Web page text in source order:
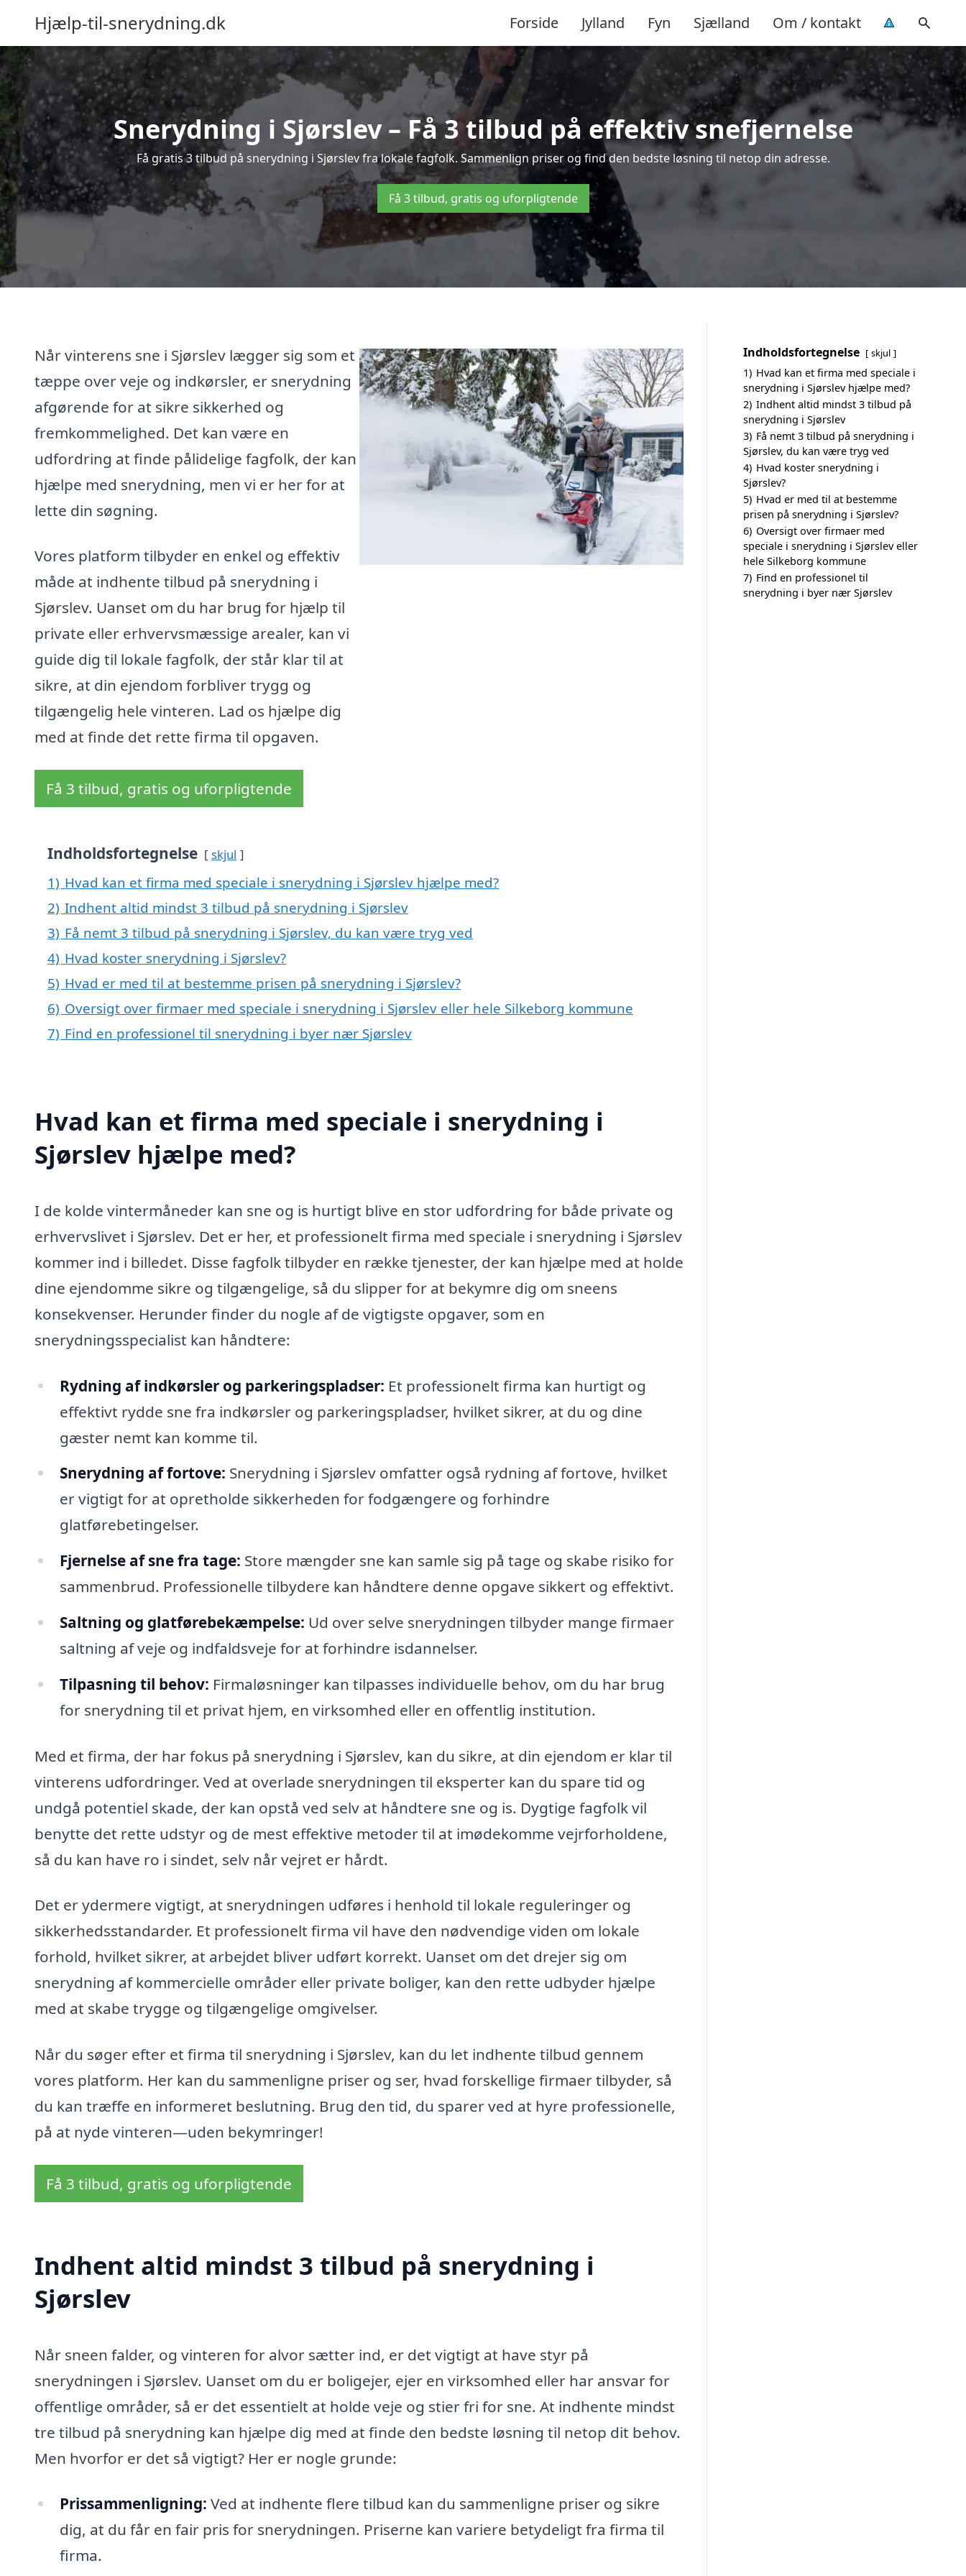
Hjælp-til-snerydning.dk Forside Jylland Fyn Sjælland Om / kontakt
Snerydning i Sjørslev – Få 3 tilbud på effektiv snefjernelse
Få gratis 3 tilbud på snerydning i Sjørslev fra lokale fagfolk. Sammenlign priser og find den bedste løsning til netop din adresse.
Få 3 tilbud, gratis og uforpligtende
Når vinterens sne i Sjørslev lægger sig som et
tæppe over veje og indkørsler, er snerydning
afgørende for at sikre sikkerhed og
fremkommelighed. Det kan være en
udfordring at finde pålidelige fagfolk, der kan
hjælpe med snerydning, men vi er her for at
lette din søgning.
Vores platform tilbyder en enkel og effektiv
måde at indhente tilbud på snerydning i
Sjørslev. Uanset om du har brug for hjælp til
private eller erhvervsmæssige arealer, kan vi
guide dig til lokale fagfolk, der står klar til at
sikre, at din ejendom forbliver trygg og
tilgængelig hele vinteren. Lad os hjælpe dig
med at finde det rette firma til opgaven.
Få 3 tilbud, gratis og uforpligtende
Indholdsfortegnelse skjul
1) Hvad kan et firma med speciale i snerydning i Sjørslev hjælpe med?
2) Indhent altid mindst 3 tilbud på snerydning i Sjørslev
3) Få nemt 3 tilbud på snerydning i Sjørslev, du kan være tryg ved
4) Hvad koster snerydning i Sjørslev?
5) Hvad er med til at bestemme prisen på snerydning i Sjørslev?
6) Oversigt over firmaer med speciale i snerydning i Sjørslev eller hele Silkeborg kommune
7) Find en professionel til snerydning i byer nær Sjørslev
Hvad kan et firma med speciale i snerydning i
Sjørslev hjælpe med?
I de kolde vintermåneder kan sne og is hurtigt blive en stor udfordring for både private og
erhvervslivet i Sjørslev. Det er her, et professionelt firma med speciale i snerydning i Sjørslev
kommer ind i billedet. Disse fagfolk tilbyder en række tjenester, der kan hjælpe med at holde
dine ejendomme sikre og tilgængelige, så du slipper for at bekymre dig om sneens
konsekvenser. Herunder finder du nogle af de vigtigste opgaver, som en
snerydningsspecialist kan håndtere:
Rydning af indkørsler og parkeringspladser: Et professionelt firma kan hurtigt og
effektivt rydde sne fra indkørsler og parkeringspladser, hvilket sikrer, at du og dine
gæster nemt kan komme til.
Snerydning af fortove: Snerydning i Sjørslev omfatter også rydning af fortove, hvilket
er vigtigt for at opretholde sikkerheden for fodgængere og forhindre
glatførebetingelser.
Fjernelse af sne fra tage: Store mængder sne kan samle sig på tage og skabe risiko for
sammenbrud. Professionelle tilbydere kan håndtere denne opgave sikkert og effektivt.
Saltning og glatførebekæmpelse: Ud over selve snerydningen tilbyder mange firmaer
saltning af veje og indfaldsveje for at forhindre isdannelser.
Tilpasning til behov: Firmaløsninger kan tilpasses individuelle behov, om du har brug
for snerydning til et privat hjem, en virksomhed eller en offentlig institution.
Med et firma, der har fokus på snerydning i Sjørslev, kan du sikre, at din ejendom er klar til
vinterens udfordringer. Ved at overlade snerydningen til eksperter kan du spare tid og
undgå potentiel skade, der kan opstå ved selv at håndtere sne og is. Dygtige fagfolk vil
benytte det rette udstyr og de mest effektive metoder til at imødekomme vejrforholdene,
så du kan have ro i sindet, selv når vejret er hårdt.
Det er ydermere vigtigt, at snerydningen udføres i henhold til lokale reguleringer og
sikkerhedsstandarder. Et professionelt firma vil have den nødvendige viden om lokale
forhold, hvilket sikrer, at arbejdet bliver udført korrekt. Uanset om det drejer sig om
snerydning af kommercielle områder eller private boliger, kan den rette udbyder hjælpe
med at skabe trygge og tilgængelige omgivelser.
Når du søger efter et firma til snerydning i Sjørslev, kan du let indhente tilbud gennem
vores platform. Her kan du sammenligne priser og ser, hvad forskellige firmaer tilbyder, så
du kan træffe en informeret beslutning. Brug den tid, du sparer ved at hyre professionelle,
på at nyde vinteren—uden bekymringer!
Få 3 tilbud, gratis og uforpligtende
Indhent altid mindst 3 tilbud på snerydning i
Sjørslev
Når sneen falder, og vinteren for alvor sætter ind, er det vigtigt at have styr på
snerydningen i Sjørslev. Uanset om du er boligejer, ejer en virksomhed eller har ansvar for
offentlige områder, så er det essentielt at holde veje og stier fri for sne. At indhente mindst
tre tilbud på snerydning kan hjælpe dig med at finde den bedste løsning til netop dit behov.
Men hvorfor er det så vigtigt? Her er nogle grunde:
Prissammenligning: Ved at indhente flere tilbud kan du sammenligne priser og sikre
dig, at du får en fair pris for snerydningen. Priserne kan variere betydeligt fra firma til
firma.
Indholdsfortegnelse skjul
1) Hvad kan et firma med speciale i
snerydning i Sjørslev hjælpe med?
2) Indhent altid mindst 3 tilbud på
snerydning i Sjørslev
3) Få nemt 3 tilbud på snerydning i
Sjørslev, du kan være tryg ved
4) Hvad koster snerydning i
Sjørslev?
5) Hvad er med til at bestemme
prisen på snerydning i Sjørslev?
6) Oversigt over firmaer med
speciale i snerydning i Sjørslev eller
hele Silkeborg kommune
7) Find en professionel til
snerydning i byer nær Sjørslev